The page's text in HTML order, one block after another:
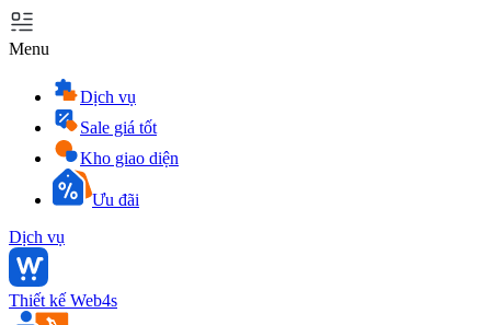
Menu
Dịch vụ
Sale giá tốt
Kho giao diện
Ưu đãi
Dịch vụ
Thiết kế Web4s